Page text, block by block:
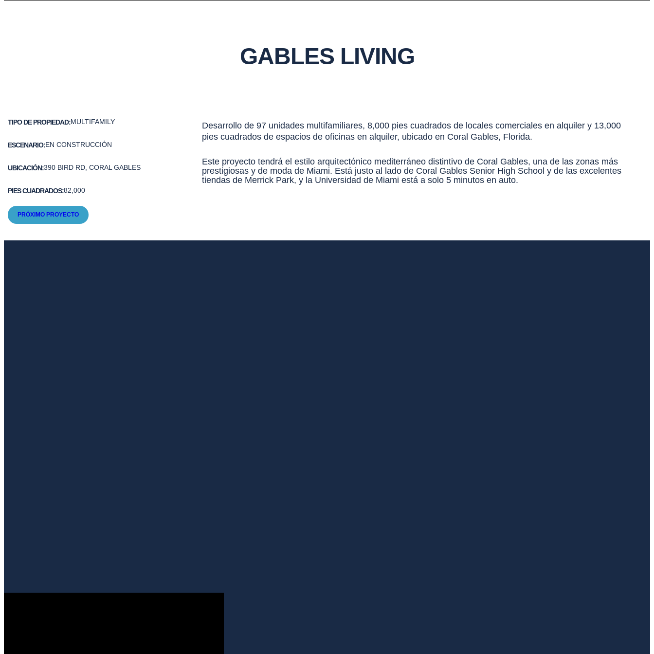
GABLES LIVING
TIPO DE PROPIEDAD:MULTIFAMILY
ESCENARIO:EN CONSTRUCCIÓN
UBICACIÓN:390 BIRD RD, CORAL GABLES
PIES CUADRADOS:82,000
PRÓXIMO PROYECTO
Desarrollo de 97 unidades multifamiliares, 8,000 pies cuadrados de locales comerciales en alquiler y 13,000
pies cuadrados de espacios de oficinas en alquiler, ubicado en Coral Gables, Florida.
Este proyecto tendrá el estilo arquitectónico mediterráneo distintivo de Coral Gables, una de las zonas más
prestigiosas y de moda de Miami. Está justo al lado de Coral Gables Senior High School y de las excelentes
tiendas de Merrick Park, y la Universidad de Miami está a solo 5 minutos en auto.